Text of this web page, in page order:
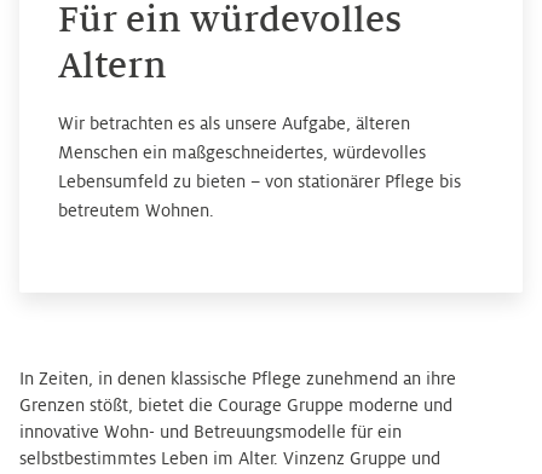
Für ein würdevolles
Altern
Wir betrachten es als unsere Aufgabe, älteren
Menschen ein maßgeschneidertes, würdevolles
Lebensumfeld zu bieten – von stationärer Pflege bis
betreutem Wohnen.
In Zeiten, in denen klassische Pflege zunehmend an ihre
Grenzen stößt, bietet die Courage Gruppe moderne und
innovative Wohn- und Betreuungsmodelle für ein
selbstbestimmtes Leben im Alter. Vinzenz Gruppe und